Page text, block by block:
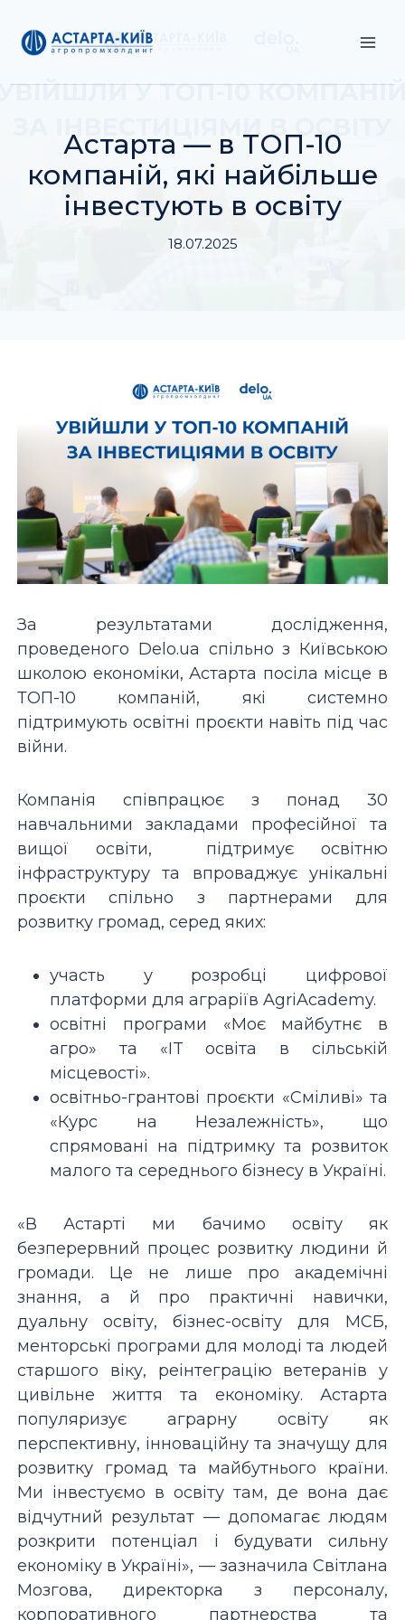
вмісту
Астарта — в ТОП-10
компаній, які найбільше
інвестують в освіту
18.07.2025
За результатами дослідження,
проведеного Delo.ua спільно з Київською
школою економіки, Астарта посіла місце в
ТОП-10 компаній, які системно
підтримують освітні проєкти навіть під час
війни.
Компанія співпрацює з понад 30
навчальними закладами професійної та
вищої освіти, підтримує освітню
інфраструктуру та впроваджує унікальні
проєкти спільно з партнерами для
розвитку громад, серед яких:
участь у розробці цифрової
платформи для аграріїв AgriAcademy.
освітні програми «Моє майбутнє в
агро» та «IT освіта в сільській
місцевості».
освітньо-грантові проєкти «Сміливі» та
«Курс на Незалежність», що
спрямовані на підтримку та розвиток
малого та середнього бізнесу в Україні.
«В Астарті ми бачимо освіту як
безперервний процес розвитку людини й
громади. Це не лише про академічні
знання, а й про практичні навички,
дуальну освіту, бізнес-освіту для МСБ,
менторські програми для молоді та людей
старшого віку, реінтеграцію ветеранів у
цивільне життя та економіку. Астарта
популяризує аграрну освіту як
перспективну, інноваційну та значущу для
розвитку громад та майбутнього країни.
Ми інвестуємо в освіту там, де вона дає
відчутний результат — допомагає людям
розкрити потенціал і будувати сильну
економіку в Україні», — зазначила Світлана
Мозгова, директорка з персоналу,
корпоративного партнерства та